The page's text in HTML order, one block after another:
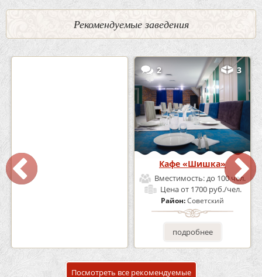
Рекомендуемые заведения
Кафе-Бар Бермуды
Вместимость:
2 3
Кафе «Шишка»
Вместимость:до 100 чел.
Ценаот 1700 руб./чел.
Район:Советский
подробнее
Посмотреть все рекомендуемые